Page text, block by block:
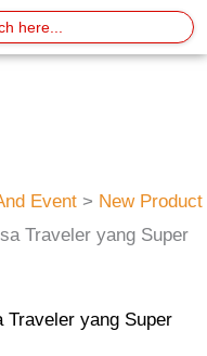
Event > New Product
Traveler yang Super
Traveler yang Super